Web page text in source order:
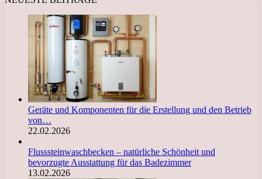
Geräte und Komponenten für die Erstellung und den Betrieb
von…
22.02.2026
Flusssteinwaschbecken – natürliche Schönheit und
bevorzugte Ausstattung für das Badezimmer
13.02.2026